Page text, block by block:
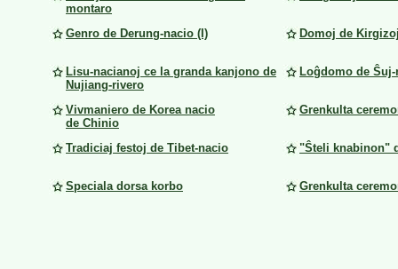
montaro
Genro de Derung-nacio (I) Domoj de
Lisu-nacianoj ce la granda kanjono de
Nujiang-rivero
Loĝdomo de
Vivmaniero de Korea nacio
de Chinio
Grenkulta
Tradiciaj festoj de Tibet-nacio "Ŝteli knabinon"
Speciala dorsa korbo Grenkulta